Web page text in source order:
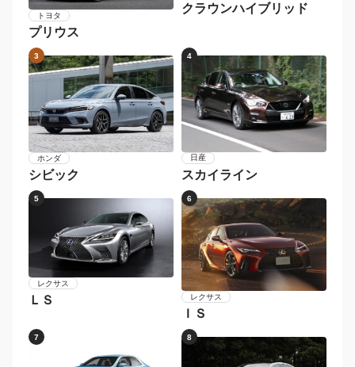
トヨタ
プリウス
クラウンハイブリッド
3
ホンダ
シビック
4
日産
スカイライン
5
レクサス
ＬＳ
6
レクサス
ＩＳ
7 8